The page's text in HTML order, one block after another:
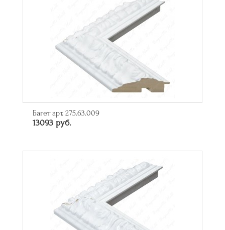
Багет арт. 275.63.009
13093 руб.